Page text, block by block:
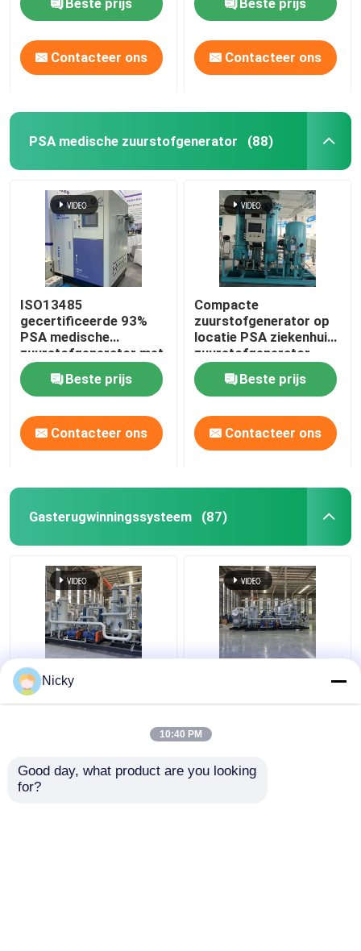
Contacteer ons Contacteer ons
PSA medische zuurstofgenerator (88)
ISO13485
gecertificeerde 93%
PSA medische
zuurstofgenerator met
vulstation
Beste prijs
Contacteer ons
Compacte
zuurstofgenerator op
locatie PSA ziekenhuis
zuurstofgenerator
olievrij
Beste prijs
Contacteer ons
Gasterugwinningssysteem (87)
Onder lage druk
ontploffingsbestendige
Waterstofterugwinningsunit
Automatisch compact
Gemakkelijk te
installeren
Nicky
10:40 PM
Good day, what product are you looking
for?